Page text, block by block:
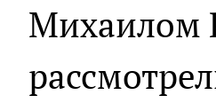
Михаилом